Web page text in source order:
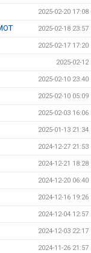
2025-02-20 17:08
2025-02-18 23:57
2025-02-17 17:20
2025-02-12
2025-02-10 23:40
2025-02-10 05:09
2025-02-03 16:06
2025-01-13 21:34
2024-12-27 21:53
2024-12-21 18:28
2024-12-20 06:40
2024-12-16 19:26
2024-12-04 12:57
2024-12-03 22:17
2024-11-26 21:57